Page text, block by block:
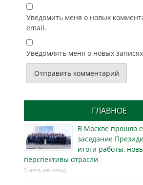
Уведомить меня о новых
email.
Уведомлять меня о новых
ГЛАВНОЕ
В Москве прошло
заседание
итоги работы,
перспективы отрасли
5 месяцев назад